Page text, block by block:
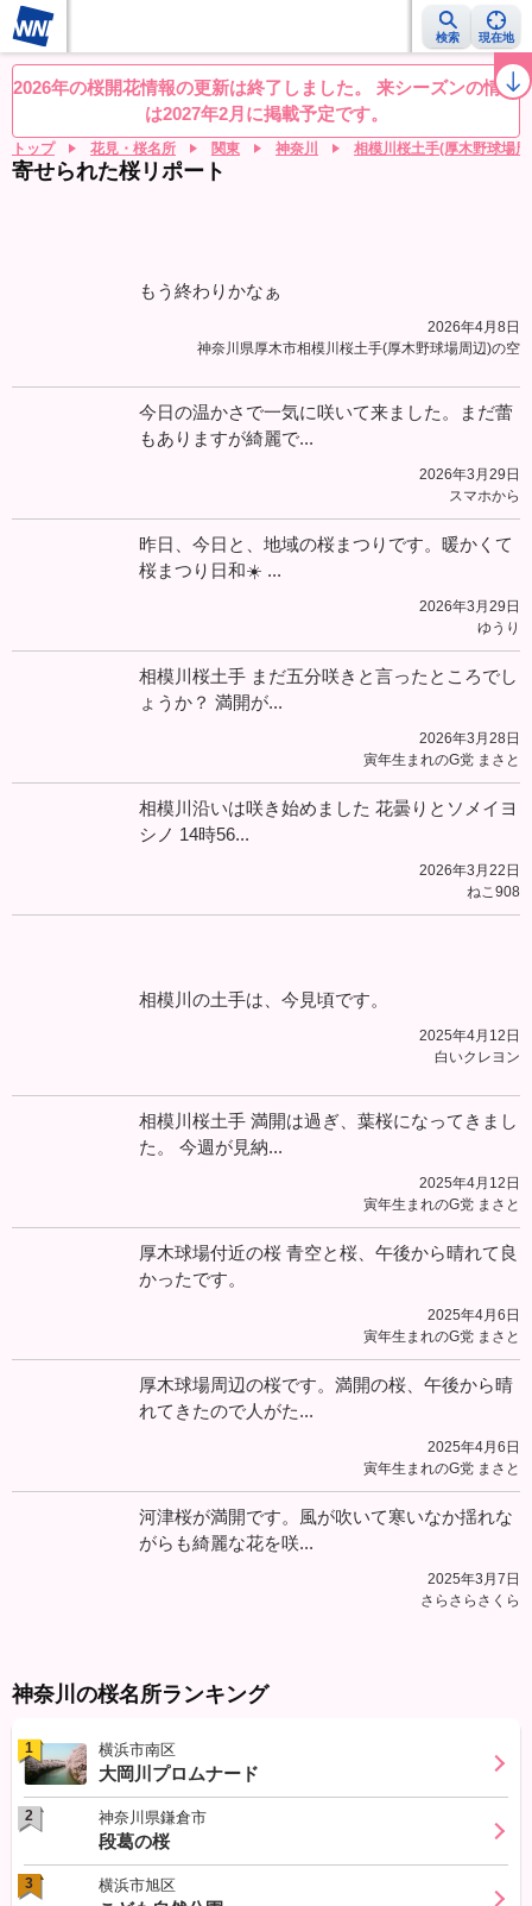
検索 現在地
桜レーダー 名所ランキング 桜開花予想NEWS お花見動画 目的別
2026年の桜開花情報の更新は終了しました。 来シーズンの情報
は2027年2月に掲載予定です。
トップ 花見・桜名所 関東 神奈川 相模川桜土手(厚木野球場
寄せられた桜リポート
もう終わりかなぁ
2026年4月8日
神奈川県厚木市相模川桜土手(厚木野球場周辺)の空
今日の温かさで一気に咲いて来ました。まだ蕾
もありますが綺麗で...
2026年3月29日
スマホから
昨日、今日と、地域の桜まつりです。暖かくて
桜まつり日和☀️ ...
2026年3月29日
ゆうり
相模川桜土手 まだ五分咲きと言ったところでし
ょうか？ 満開が...
2026年3月28日
寅年生まれのG党 まさと
相模川沿いは咲き始めました 花曇りとソメイヨ
シノ 14時56...
2026年3月22日
ねこ908
相模川の土手は、今見頃です。
2025年4月12日
白いクレヨン
相模川桜土手 満開は過ぎ、葉桜になってきまし
た。 今週が見納...
2025年4月12日
寅年生まれのG党 まさと
厚木球場付近の桜 青空と桜、午後から晴れて良
かったです。
2025年4月6日
寅年生まれのG党 まさと
厚木球場周辺の桜です。満開の桜、午後から晴
れてきたので人がた...
2025年4月6日
寅年生まれのG党 まさと
河津桜が満開です。風が吹いて寒いなか揺れな
がらも綺麗な花を咲...
2025年3月7日
さらさらさくら
神奈川の桜名所ランキング
1 横浜市南区
大岡川プロムナード
2 神奈川県鎌倉市
段葛の桜
3 横浜市旭区